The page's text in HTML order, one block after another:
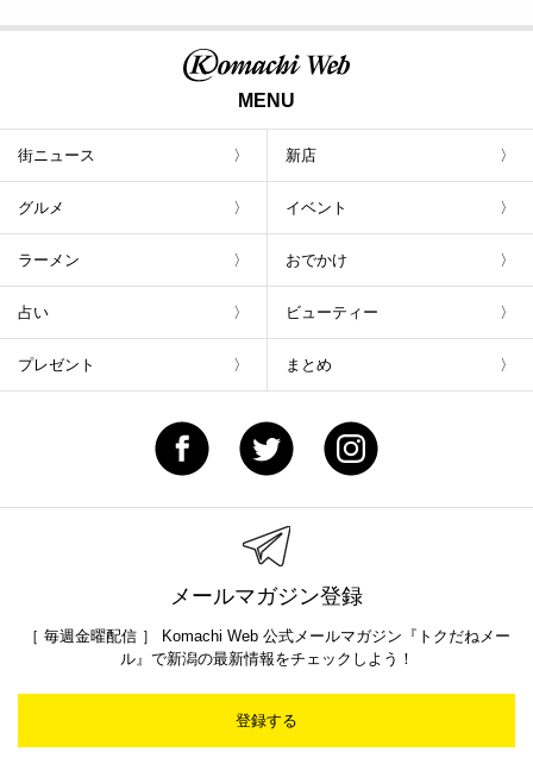
MENU
街ニュース 新店
グルメ イベント
ラーメン おでかけ
占い ビューティー
プレゼント まとめ
メールマガジン登録
［ 毎週金曜配信 ］ Komachi Web 公式メールマガジン『トクだねメー
ル』で新潟の最新情報をチェックしよう！
登録する